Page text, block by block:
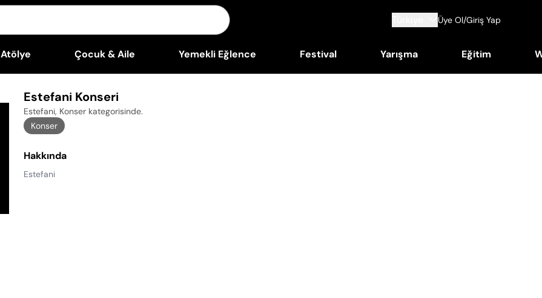
Üye Ol/Giriş Yap
Atölye Çocuk & Aile Yemekli Eğlence Festival Yarışma Eğitim
Estefani Konseri
Estefani, Konser kategorisinde.
Konser
Hakkında
Estefani